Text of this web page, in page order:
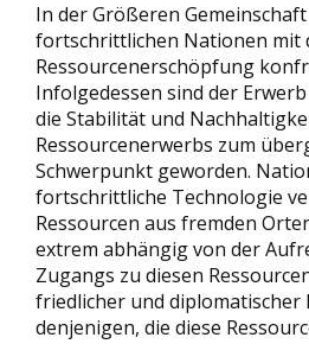
In der Größeren
fortschrittlichen Nationen mit
Ressourcenerschöpfung
Infolgedessen sind der
die Stabilität und
Ressourcenerwerbs zum
Schwerpunkt geworden.
fortschrittliche Technologie
Ressourcen aus fremden
extrem abhängig von der
Zugangs zu diesen
friedlicher und diplomatischer
denjenigen, die diese